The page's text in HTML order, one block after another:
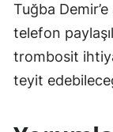
Tuğba
telefon
trombosit
teyit